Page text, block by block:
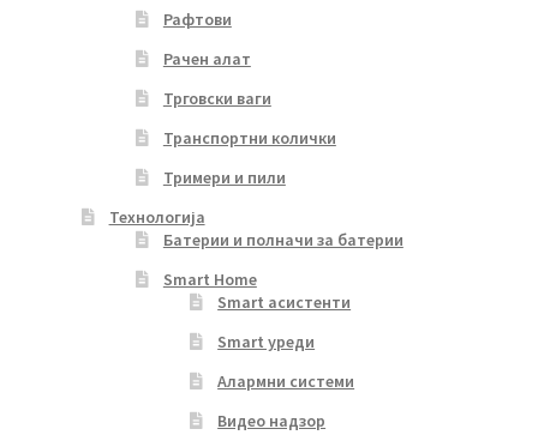
Рафтови
Рачен алат
Трговски ваги
Транспортни колички
Тримери и пили
Технологија
Батерии и полначи за батерии
Smart Home
Smart асистенти
Smart уреди
Алармни системи
Видео надзор